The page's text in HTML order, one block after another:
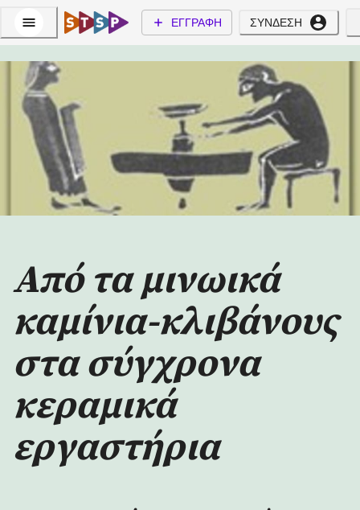
ΕΓΓΡΑΦΗ ΣΥΝΔΕΣΗ
Από τα μινωικά
καμίνια-κλιβάνους
στα σύγχρονα
κεραμικά
εργαστήρια